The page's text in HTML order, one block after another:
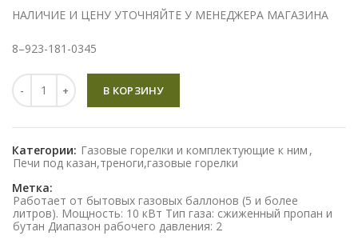
НАЛИЧИЕ И ЦЕНУ УТОЧНЯЙТЕ У МЕНЕДЖЕРА МАГАЗИНА
8–923-181-0345
Количество
В КОРЗИНУ
Категории: Газовые горелки и комплектующие к ним ,
Печи под казан,треноги,газовые горелки
Метка:
Работает от бытовых газовых баллонов (5 и более
литров). Мощность: 10 кВт Тип газа: сжиженный пропан и
бутан Диапазон рабочего давления: 2